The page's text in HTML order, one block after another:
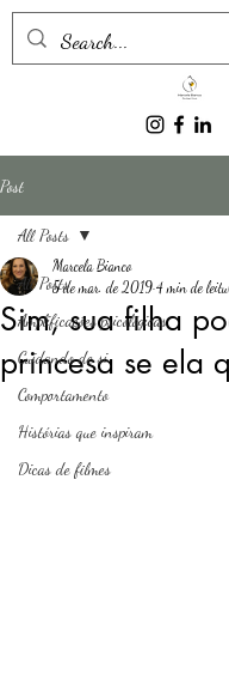
Post
All Posts
Amplificações psicológicas
Cuidando de si
Comportamento
Histórias que inspiram
Dicas de filmes
All Posts
Sim, sua filha
princesa se ela
Marcela Bianco
5 de mar. de 2019 4 min de